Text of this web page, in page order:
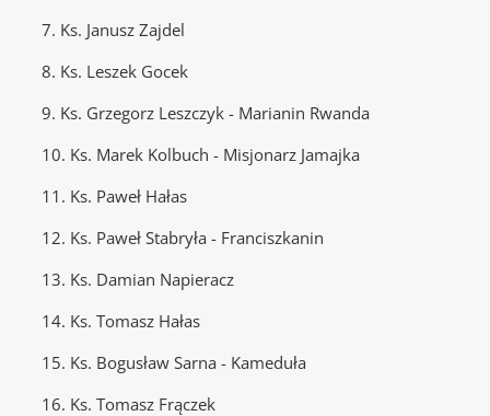
7. Ks. Janusz Zajdel
8. Ks. Leszek Gocek
9. Ks. Grzegorz Leszczyk - Marianin Rwanda
10. Ks. Marek Kolbuch - Misjonarz Jamajka
11. Ks. Paweł Hałas
12. Ks. Paweł Stabryła - Franciszkanin
13. Ks. Damian Napieracz
14. Ks. Tomasz Hałas
15. Ks. Bogusław Sarna - Kameduła
16. Ks. Tomasz Frączek